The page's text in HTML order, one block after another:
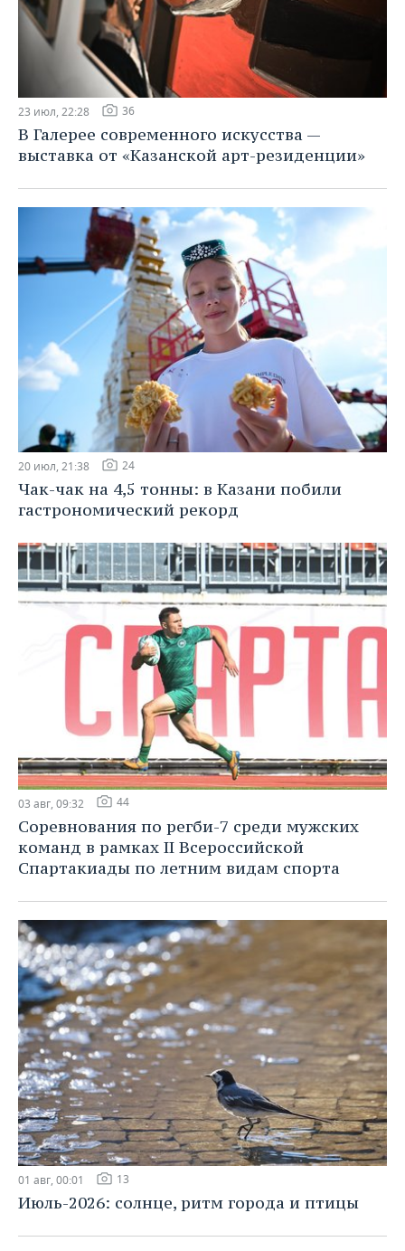
23 июл, 22:28 36
В Галерее современного искусства —
выставка от «Казанской арт-резиденции»
20 июл, 21:38 24
Чак-чак на 4,5 тонны: в Казани побили
гастрономический рекорд
03 авг, 09:32 44
Соревнования по регби-7 среди мужских
команд в рамках II Всероссийской
Спартакиады по летним видам спорта
01 авг, 00:01 13
Июль-2026: солнце, ритм города и птицы